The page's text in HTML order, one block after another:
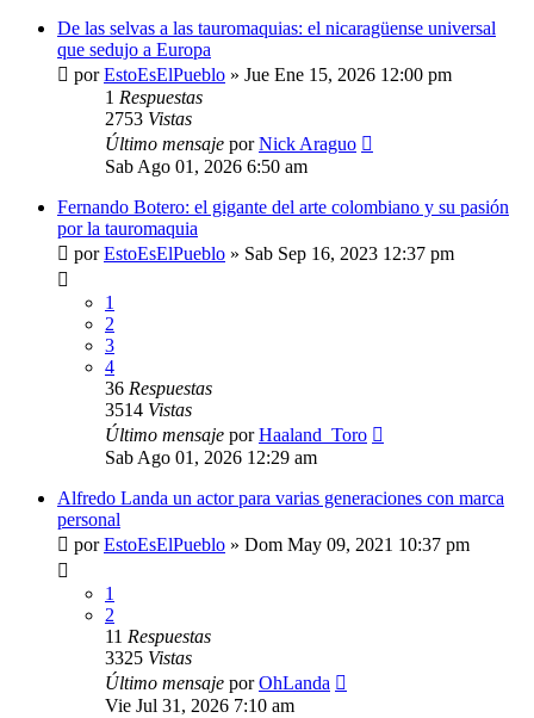
De las selvas a las tauromaquias: el nicaragüense universal
que sedujo a Europa
porEstoEsElPueblo » Jue Ene 15, 2026 12:00 pm
1 Respuestas
2753 Vistas
Último mensaje porNick Araguo
Sab Ago 01, 2026 6:50 am
Fernando Botero: el gigante del arte colombiano y su pasión
por la tauromaquia
porEstoEsElPueblo » Sab Sep 16, 2023 12:37 pm
1
2
3
4
36 Respuestas
3514 Vistas
Último mensaje porHaaland_Toro
Sab Ago 01, 2026 12:29 am
Alfredo Landa un actor para varias generaciones con marca
personal
porEstoEsElPueblo » Dom May 09, 2021 10:37 pm
1
2
11 Respuestas
3325 Vistas
Último mensaje porOhLanda
Vie Jul 31, 2026 7:10 am